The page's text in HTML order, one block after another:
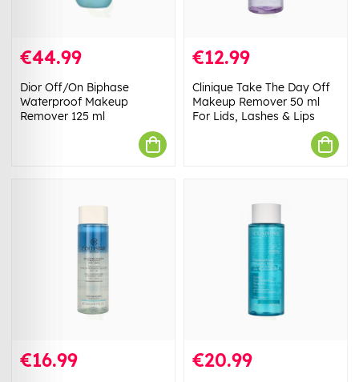
€44.99
Dior Off/On Biphase
Waterproof Makeup
Remover 125 ml
€12.99
Clinique Take The Day Off
Makeup Remover 50 ml
For Lids, Lashes & Lips
€16.99 €20.99